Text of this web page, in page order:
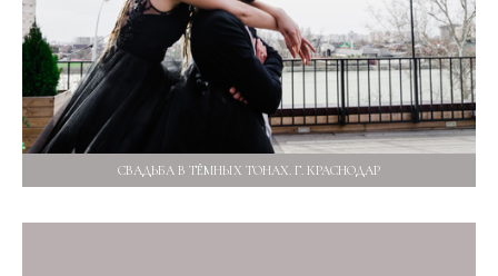
СВАДЬБА В ТЁМНЫХ ТОНАХ. Г. КРАСНОДАР